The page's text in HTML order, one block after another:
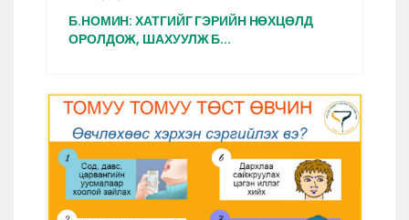
Б.НОМИН: ХАТГИЙГ ГЭРИЙН НӨХЦӨЛД
ОРОЛДОЖ, ШАХУУЛЖ Б...